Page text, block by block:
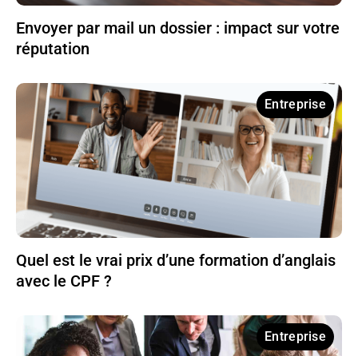
Envoyer par mail un dossier : impact sur votre
réputation
Entreprise
Quel est le vrai prix d’une formation d’anglais
avec le CPF ?
Entreprise